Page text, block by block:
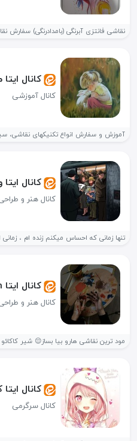
کانال
کانال آموزشی
کانال
کانال هنر و
تنها زمانی که احساس میکنم زنده ام ،
کانال ایتا Parniyan
کانال هنر و
مود ترین نقاشی هارو بیا بساز😌 شیر
کانال
کانال سرگرمی